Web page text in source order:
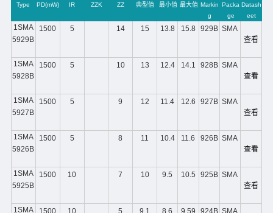
Type PD(mW) IR ZZK ZZ 典型值 最小值 最大值 Markin
g
Packa
ge
Datash
eet
1SMA
5929B
1500 5 14 15 13.8 15.8 929B SMA
查看
1SMA
5928B
1500 5 10 13 12.4 14.1 928B SMA
查看
1SMA
5927B
1500 5 9 12 11.4 12.6 927B SMA
查看
1SMA
5926B
1500 5 8 11 10.4 11.6 926B SMA
查看
1SMA
5925B
1500 10 7 10 9.5 10.5 925B SMA
查看
1SMA
1500 10 5 9.1 8.6 9.59 924B SMA